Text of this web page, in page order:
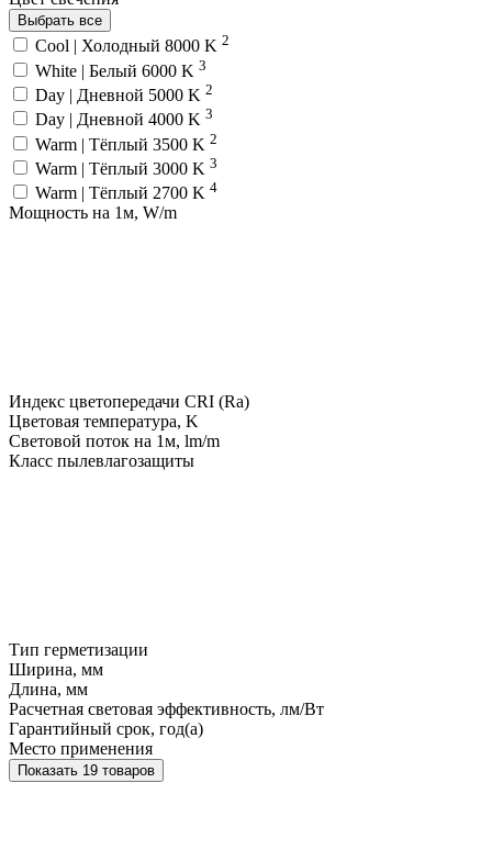
Выбрать все
Cool | Холодный 8000 K 2
White | Белый 6000 K 3
Day | Дневной 5000 K 2
Day | Дневной 4000 K 3
Warm | Тёплый 3500 K 2
Warm | Тёплый 3000 K 3
Warm | Тёплый 2700 K 4
Мощность на 1м, W/m
Индекс цветопередачи CRI (Ra)
Цветовая температура, K
Световой поток на 1м, lm/m
Класс пылевлагозащиты
Тип герметизации
Ширина, мм
Длина, мм
Расчетная световая эффективность, лм/Вт
Гарантийный срок, год(а)
Место применения
Показать 19 товаров